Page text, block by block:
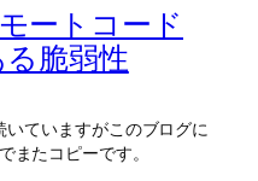
ートコード
脆弱性
ていますがこのブログに
またコピーです。